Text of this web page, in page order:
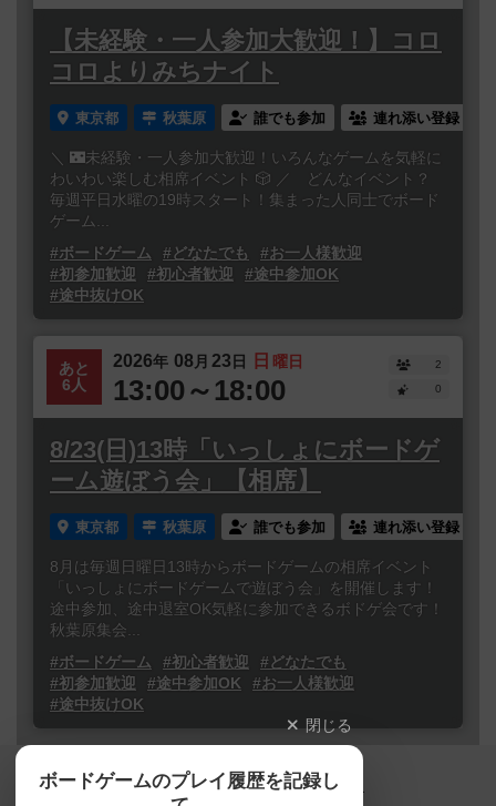
【未経験・一人参加大歓迎！】コロ
コロよりみちナイト
東京都 秋葉原 誰でも参加 連れ添い登録
＼ 🌃未経験・一人参加大歓迎！いろんなゲームを気軽に
わいわい楽しむ相席イベント 🎲 ／ どんなイベント？
毎週平日水曜の19時スタート！集まった人同士でボード
ゲーム...
#ボードゲーム
#どなたでも
#お一人様歓迎
#初参加歓迎
#初心者歓迎
#途中参加OK
#途中抜けOK
あと
6人
2026年 08 月 23日 日 曜日
13:00～18:00
2
0
8/23(日)13時「いっしょにボードゲ
ーム遊ぼう会」【相席】
東京都 秋葉原 誰でも参加 連れ添い登録
8月は毎週日曜日13時からボードゲームの相席イベント
「いっしょにボードゲームで遊ぼう会」を開催します！
途中参加、途中退室OK気軽に参加できるボドゲ会です！
秋葉原集会...
#ボードゲーム
#初心者歓迎
#どなたでも
#初参加歓迎
#途中参加OK
#お一人様歓迎
#途中抜けOK
閉じる
ボードゲームのプレイ履歴を記録し
【ボドゲーマ】ボードゲームの総合情報サイト